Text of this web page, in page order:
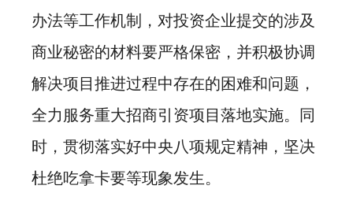
办法等工作机制，对投资企业提交的涉及
商业秘密的材料要严格保密，并积极协调
解决项目推进过程中存在的困难和问题，
全力服务重大招商引资项目落地实施。同
时，贯彻落实好中央八项规定精神，坚决
杜绝吃拿卡要等现象发生。